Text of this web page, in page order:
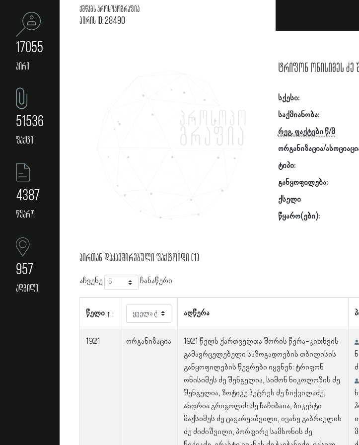
17055
პირი
51536
ფაქტი
4387
წყარო
957
ადგილი
ქშწკგს პროსოპოგრაფია
პირის ID: 28490
ტრიფონ ონისიმეს ძე
სქესი:
საქმიანობა:
რეგ. ფაქტები წ/მ
ორგანიზაცია/
ტიპი:
განყოფილება:
ქსელი
წყარო(ები):
პირთან დაკავშირებული ფაქტოიდი (1)
აჩვენე ჩანაწერი
წელი აღწერა
1921 ორგანიზაცია
1921 წელს ქართველთა შორის წერა-კითხვის
გამავრცელებელი საზოგადოების თბილისის
განყოფილების წევრები იყვნენ: ტრიფონ
ონისიმეს ძე შენგელია, სიმონ ნიკოლოზის ძე
შენგელია, ზოტიკე პეტრეს ძე ჩიქვილაძე,
ანდრია გრიგოლის ძე ჩაჩიბაია, ბიკენტი
მაქსიმეს ძე ცაგარეიშვილი, ივანე გაბრიელის
ძე ძიძიშვილი, პორფირე სამსონის ძე